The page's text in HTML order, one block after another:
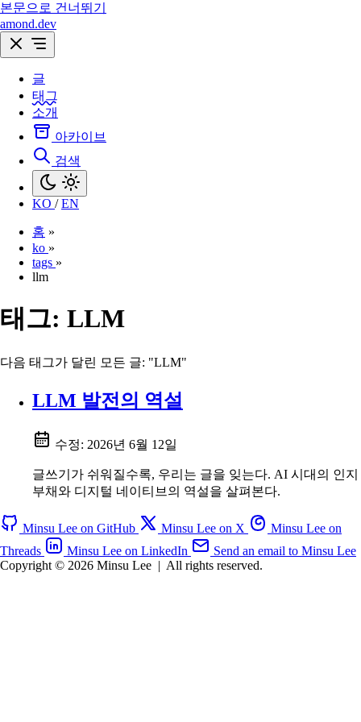
본문으로 건너뛰기
amond.dev
글
태그
소개
아카이브
검색
KO / EN
홈 »
ko »
tags »
llm
태그: LLM
다음 태그가 달린 모든 글: "LLM"
LLM 발전의 역설
수정: 2026년 6월 12일
글쓰기가 쉬워질수록, 우리는 글을 잊는다. AI 시대의 인지
부채와 디지털 네이티브의 역설을 살펴본다.
Minsu Lee on GitHub Minsu Lee on X
Minsu Lee on
Threads
Minsu Lee on LinkedIn
Send an email to Minsu Lee
Copyright © 2026 Minsu Lee | All rights reserved.